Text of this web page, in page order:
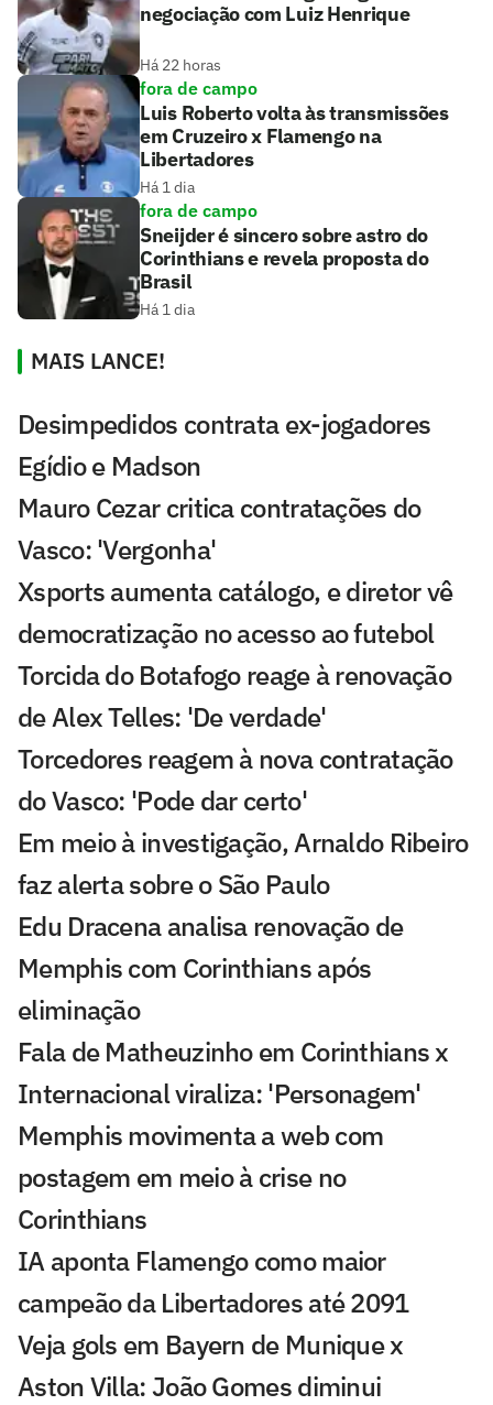
negociação com Luiz Henrique
Há 22 horas
fora de campo
Luis Roberto volta às transmissões
em Cruzeiro x Flamengo na
Libertadores
Há 1 dia
fora de campo
Sneijder é sincero sobre astro do
Corinthians e revela proposta do
Brasil
Há 1 dia
MAIS LANCE!
Desimpedidos contrata ex-jogadores
Egídio e Madson
Mauro Cezar critica contratações do
Vasco: 'Vergonha'
Xsports aumenta catálogo, e diretor vê
democratização no acesso ao futebol
Torcida do Botafogo reage à renovação
de Alex Telles: 'De verdade'
Torcedores reagem à nova contratação
do Vasco: 'Pode dar certo'
Em meio à investigação, Arnaldo Ribeiro
faz alerta sobre o São Paulo
Edu Dracena analisa renovação de
Memphis com Corinthians após
eliminação
Fala de Matheuzinho em Corinthians x
Internacional viraliza: 'Personagem'
Memphis movimenta a web com
postagem em meio à crise no
Corinthians
IA aponta Flamengo como maior
campeão da Libertadores até 2091
Veja gols em Bayern de Munique x
Aston Villa: João Gomes diminui